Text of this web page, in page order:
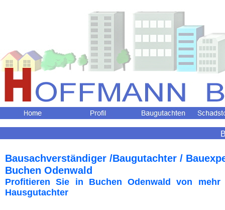
Bausachverständiger /Baugutachter /
Buchen Odenwald
Profitieren Sie in Buchen Odenwald
von mehr
Hausgutachter